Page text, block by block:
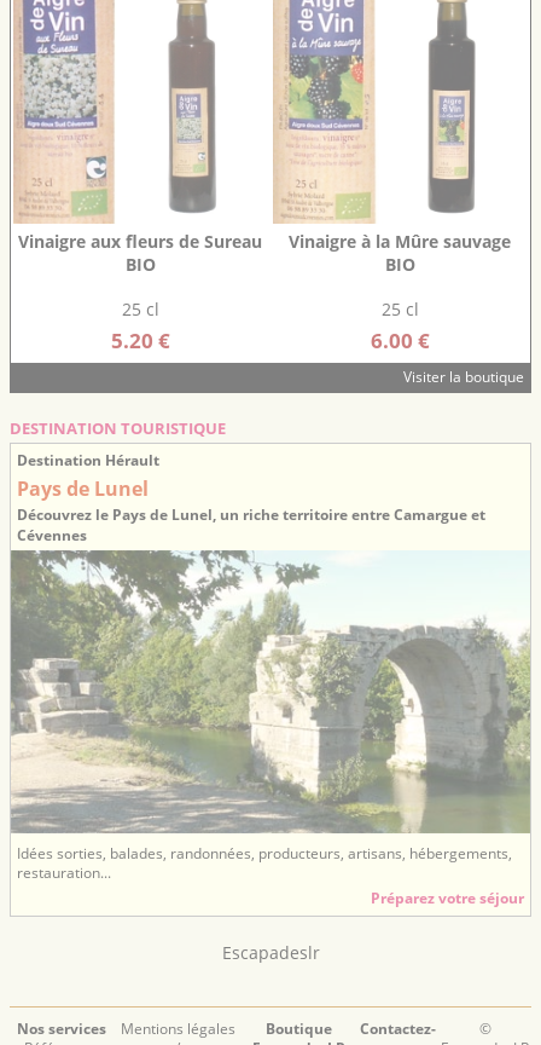
Vinaigre aux fleurs de Sureau
BIO
25 cl
5.20 €
Vinaigre à la Mûre sauvage
BIO
25 cl
6.00 €
Visiter la boutique
DESTINATION TOURISTIQUE
Destination Hérault
Pays de Lunel
Découvrez le Pays de Lunel, un riche territoire entre Camargue et
Cévennes
Idées sorties, balades, randonnées, producteurs, artisans, hébergements,
restauration...
Préparez votre séjour
Escapadeslr
Nos services
Mentions légales
Boutique
Contactez-
©